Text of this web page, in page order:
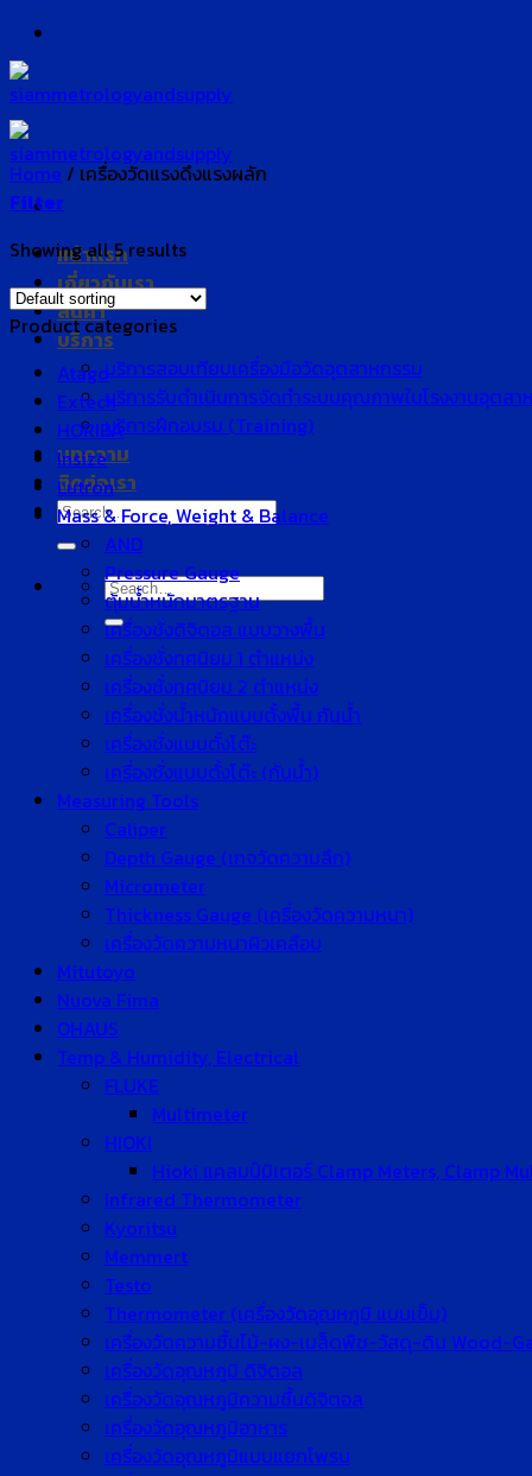
Skip
to
content
หน้าแรก
เกี่ยวกับเรา
สินค้า
บริการ
บริการสอบเทียบเครื่องมือวัดอุตสาหกรรม
บริการรับดำเนินการจัดทำระบบคุณภาพในโรงงานอุตสา
บริการฝึกอบรม (Training)
บทความ
ติดต่อเรา
Search
for:
Search
for:
Home / เครื่องวัดแรงดึงแรงผลัก
Filter
Showing all 5 results
Product categories
Atago
Extech
HORIBA
Insize
Lutron
Mass & Force, Weight & Balance
AND
Pressure Gauge
ตุ้มน้ำหนักมาตรฐาน
เครื่องชั่งดิจิตอล แบบวางพื้น
เครื่องชั่งทศนิยม 1 ตำแหน่ง
เครื่องชั่งทศนิยม 2 ตำแหน่ง
เครื่องชั่งน้ำหนักแบบตั้งพื้น กันน้ำ
เครื่องชั่งแบบตั้งโต๊ะ
เครื่องชั่งแบบตั้งโต๊ะ (กันน้ำ)
Measuring Tools
Caliper
Depth Gauge (เกจวัดความลึก)
Micrometer
Thickness Gauge (เครื่องวัดความหนา)
เครื่องวัดความหนาผิวเคลือบ
Mitutoyo
Nuova Fima
OHAUS
Temp & Humidity, Electrical
FLUKE
Multimeter
HIOKI
Hioki แคลมป์มิเตอร์ Clamp Meters, Clamp
Infrared Thermometer
Kyoritsu
Memmert
Testo
Thermometer (เครื่องวัดอุณหภูมิ แบบเข็ม)
เครื่องวัดความชื้นไม้-ผง-เมล็ดพืช-วัสดุ-ดิน Wood-
เครื่องวัดอุณหภูมิ ดิจิตอล
เครื่องวัดอุณหภูมิความชื้นดิจิตอล
เครื่องวัดอุณหภูมิอาหาร
เครื่องวัดอุณหภูมิแบบแยกโพรบ